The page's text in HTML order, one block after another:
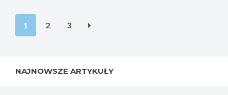
Stronicowanie
wpisów
1 2 3
NAJNOWSZE ARTYKUŁY